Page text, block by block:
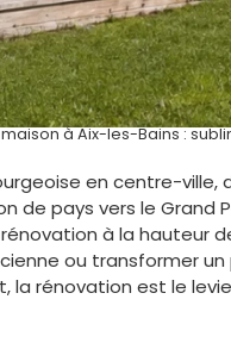
à Aix-les-Bains :
en centre-ville,
de pays vers le Grand
à la hauteur
ou transformer
la rénovation est le